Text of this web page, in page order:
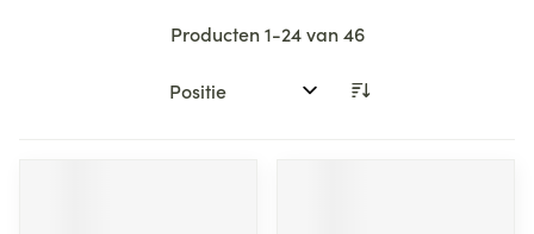
Producten1-24van46
Sorteer op: